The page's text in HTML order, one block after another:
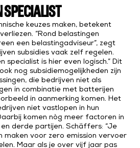
SPECIALIST
keuzes maken, betekent
“Rond belastingen
een belastingadviseur”, zegt
subsidies vaak zelf regelen.
specialist is hier even logisch.” Dit
nog subsidiemogelijkheden zijn
die bedrijven niet als
in combinatie met batterijen
in aanmerking komen. Het
niet vastlopen in hun
komen nòg meer factoren in
derde partijen. Schäffers: “Je
maken voor zero emission vervoer
Maar als je over vijf jaar pas